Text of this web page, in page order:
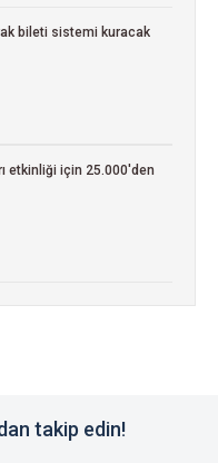
bileti sistemi kuracak
etkinliği için 25.000'den
takip edin!